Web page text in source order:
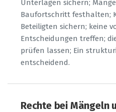
Unterlagen sichern;
Baufortschritt festhalten;
Beteiligten sichern; keine
Entscheidungen treffen;
prüfen lassen; Ein
entscheidend.
Rechte bei Mängeln